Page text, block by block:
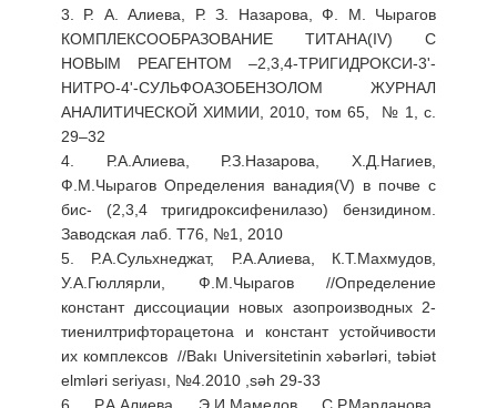
3. Р. А. Алиева, Р. З. Назарова, Ф. М. Чырагов
КОМПЛЕКСООБРАЗОВАНИЕ ТИТАНА(IV) С
НОВЫМ РЕАГЕНТОМ –2,3,4-ТРИГИДРОКСИ-3'-
НИТРО-4'-СУЛЬФОАЗОБЕНЗОЛОМ ЖУРНАЛ
АНАЛИТИЧЕСКОЙ ХИМИИ, 2010, том 65, № 1, с.
29–32
4. Р.А.Алиева, Р.З.Назарова, Х.Д.Нагиев,
Ф.М.Чырагов Определения ванадия(V) в почве с
бис- (2,3,4 тригидроксифенилазо) бензидином.
Заводская лаб. Т76, №1, 2010
5. Р.А.Сульхнеджат, Р.А.Алиева, К.Т.Махмудов,
У.А.Гюллярли, Ф.М.Чырагов //Определение
констант диссоциации новых азопроизводных 2-
тиенилтрифторацетона и констант устойчивости
их комплексов //Bakı Universitetinin xəbərləri, təbiət
elmləri seriyası, №4.2010 ,səh 29-33
6. Р.А.Алиева, Э.И.Мамедов, С.Р.Марданова,